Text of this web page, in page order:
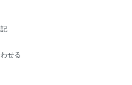
せる